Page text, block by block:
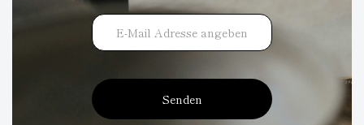
Senden